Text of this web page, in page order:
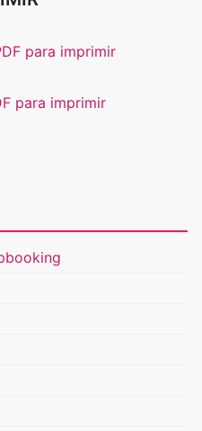
para imprimir
para imprimir